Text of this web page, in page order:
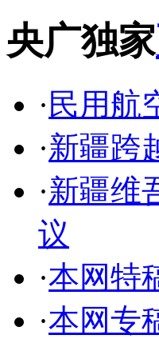
央广独家
· 民用航
·新疆跨
·新疆维
议
·本网特
·本网专